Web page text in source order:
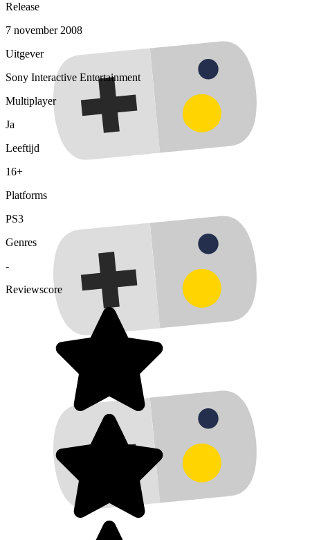
Release
7 november 2008
Uitgever
Sony Interactive Entertainment
Multiplayer
Ja
Leeftijd
16+
Platforms
PS3
Genres
-
Reviewscore